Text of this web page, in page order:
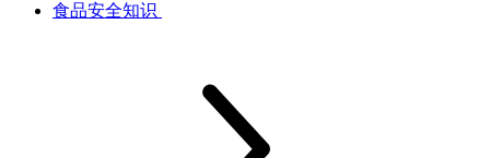
食品安全知识